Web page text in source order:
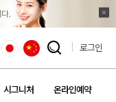
검색창 열기
로그인
시그니처 온라인예약